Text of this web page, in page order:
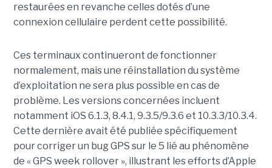
restaurées en revanche celles dotés d’une
connexion cellulaire perdent cette possibilité.
Ces terminaux continueront de fonctionner
normalement, mais une réinstallation du système
d’exploitation ne sera plus possible en cas de
problème. Les versions concernées incluent
notamment iOS 6.1.3, 8.4.1, 9.3.5/9.3.6 et 10.3.3/10.3.4.
Cette dernière avait été publiée spécifiquement
pour corriger un bug GPS sur le 5 lié au phénomène
de « GPS week rollover », illustrant les efforts d’Apple